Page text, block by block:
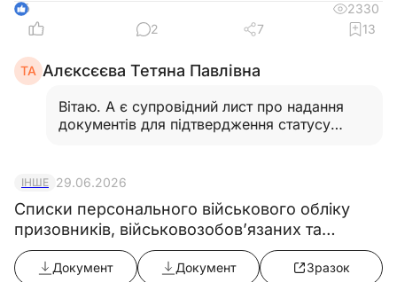
6
2330
2
7 13
ТА Алєксєєва Тетяна Павлівна
Вітаю. А є супровідний лист про надання
документів для підтвердження статусу
ІНШЕ 29.06.2026
Списки персонального військового обліку
призовників, військовозобов’язаних та
резервістів ((додаток 5) в редакції постанови
КМУ від 10.06.2026 №812)
Документ Документ Зразок